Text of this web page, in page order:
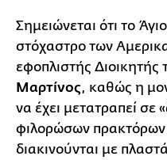
Σημειώνεται ότι το
στόχαστρο των
εφοπλιστής Διοικητής
Μαρτίνος, καθώς η
να έχει μετατραπεί σε
φιλορώσων
διακινούνται με